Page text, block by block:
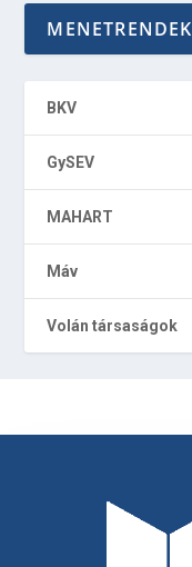
MENETRENDEK
BKV
GySEV
MAHART
Máv
Volán társaságok